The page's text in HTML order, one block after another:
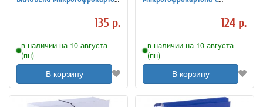
135 р.
в наличии на 10 августа
(пн)
В корзину
124 р.
в наличии на 10 августа
(пн)
В корзину